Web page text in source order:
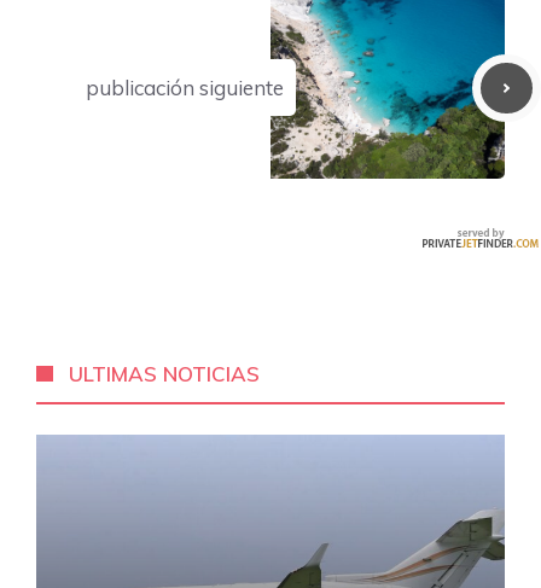
publicación siguiente
ULTIMAS NOTICIAS